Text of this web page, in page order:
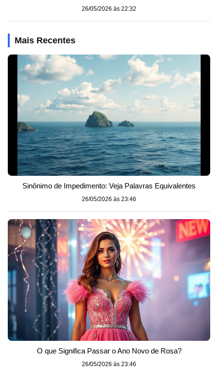
26/05/2026 às 22:32
Mais Recentes
Sinônimo de Impedimento: Veja Palavras Equivalentes
26/05/2026 às 23:46
O que Significa Passar o Ano Novo de Rosa?
26/05/2026 às 23:46